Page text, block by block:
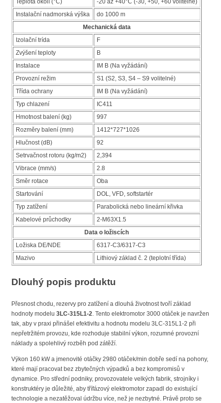
Instalační nadmorská výška
do 1000 m
Mechanická data
Izolační trída
F
Zvýšení teploty
B
Instalace
IM B (Na vyžádání)
Provozní režim
S1 (S2, S3, S4 – S9 volitelné)
Třída ochrany
IM B (Na vyžádání)
Typ chlazení
IC411
Hmotnost balení (kg)
997
Rozměry balení (mm)
1412*727*1026
Hlučnost (dB)
92
Setrvačnost rotoru (kg/m2)
2,394
Vibrace (mm/s)
2.8
Směr rotace
Oba
Startování
DOL, VFD, softstartér
Typ zatížení
Parabolická nebo lineární křivka
Kabelové průchodky
2-M63X1.5
Data o ložiscích
Ložiska DE/NDE
6317-C3/6317-C3
Mazivo
Lithiový základ č. 2 (teplotní třída)
Dlouhý popis produktu
Přesnost chodu, rezervy pro zatížení a dlouhá životnost tvoří základ
hodnoty modelu 3LC-315L1-2. Tento elektromotor 3000 otáček je navržen
tak, aby v praxi přinášel efektivitu a hodnotu modelu 3LC-315L1-2 při
nepřetržitém provozu, kde rozhoduje stabilní výkon, rozumné provozní
náklady a spolehlivý rozběh pod zátěží.
Výkon 160 kW a jmenovité otáčky 2980 otáček/min dobře sedí na pohony,
které mají pracovat bez zbytečných výpadků a bez kompromisů v
dynamice. Pro střední podniky, provozovatele velkých fabrik, strojníky i
konstruktéry je důležité, aby třífázový elektromotor zapadl do existující
technologie a nezatěžoval údržbu více, než je nezbytné. Právě proto se